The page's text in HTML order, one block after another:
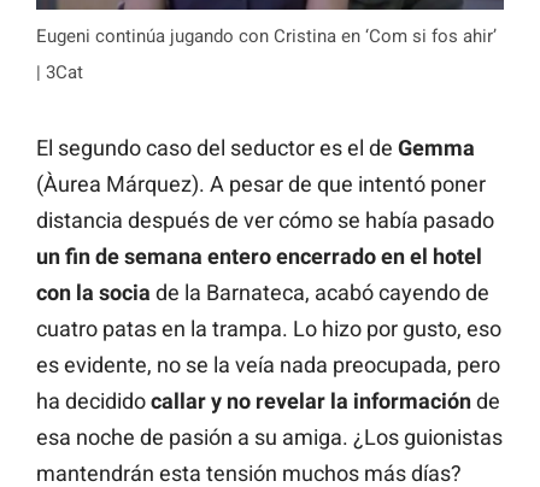
Eugeni continúa jugando con Cristina en ‘Com si fos ahir’
| 3Cat
El segundo caso del seductor es el de Gemma
(Àurea Márquez). A pesar de que intentó poner
distancia después de ver cómo se había pasado
un fin de semana entero encerrado en el hotel
con la socia de la Barnateca, acabó cayendo de
cuatro patas en la trampa. Lo hizo por gusto, eso
es evidente, no se la veía nada preocupada, pero
ha decididocallar y no revelar la informaciónde
esa noche de pasión a su amiga. ¿Los guionistas
mantendrán esta tensión muchos más días?